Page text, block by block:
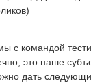
с командой
это наше
дать